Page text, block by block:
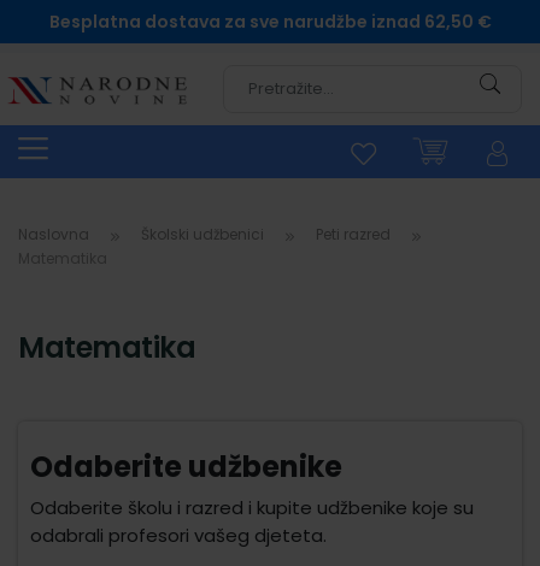
Besplatna dostava za sve narudžbe iznad 62,50 €
Naslovna Školski udžbenici
Peti razred
Matematika
Odaberite udžbenike
Odaberite školu i razred i kupite udžbenike koje su
odabrali profesori vašeg djeteta.